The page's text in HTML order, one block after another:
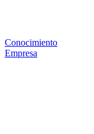
Conocimiento
Empresa